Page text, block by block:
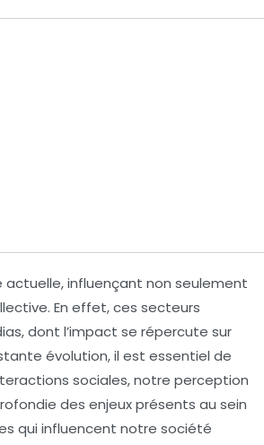
influençant non seulement
. En effet, ces secteurs
dont l’impact se répercute sur
évolution, il est essentiel de
sociales, notre perception
des enjeux présents au sein
qui influencent notre société